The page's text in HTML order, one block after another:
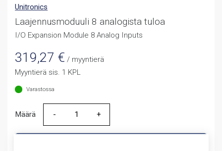
Unitronics
Laajennusmoduuli 8 analogista tuloa
I/O Expansion Module 8 Analog Inputs
319,27 € / myyntierä
Myyntierä sis. 1 KPL
Varastossa
Määrä
Määrä